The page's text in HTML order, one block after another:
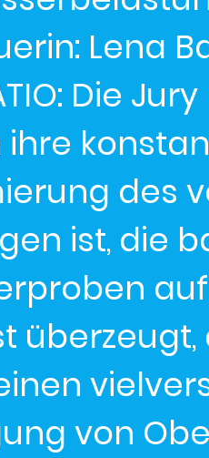
Lena
Die
des
ist, die
von